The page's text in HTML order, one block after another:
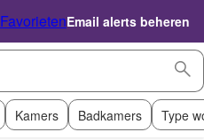
FavorietenEmail alerts beheren
Kamers Badkamers Type